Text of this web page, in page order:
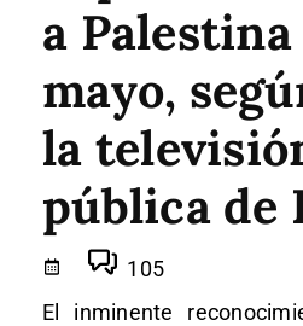
a Palestina
mayo,
la
pública de
105
El inminente